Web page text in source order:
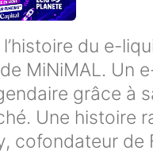
du e-
MiNiMAL. Un
grâce à
Une histoire
cofondateur de